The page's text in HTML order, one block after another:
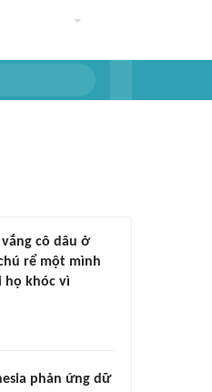
cô dâu ở
rể một mình
họ khóc vì
phản ứng dữ